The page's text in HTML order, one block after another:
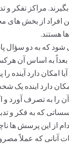
افراد از بخش
هستند.
که به دو سؤال
به اساس آن
امکان دارد آینده را
دارد اینده یک
را به تصرف آورد و
که به فکر و
از این پرسش ها